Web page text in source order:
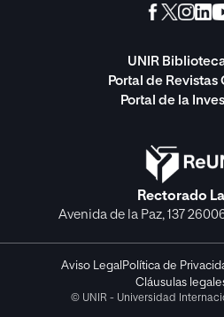
UNIR
Portal de
Portal de la
Rectorado
Avenida de la Paz, 137
Aviso Legal Política de
Cláusulas
© UNIR - Universidad